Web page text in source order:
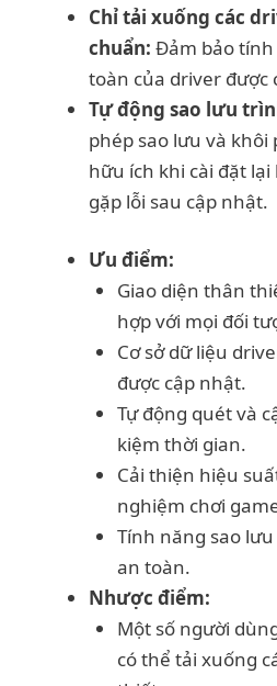
Chỉ tải xuống các
chuẩn: Đảm bảo
toàn của driver được
Tự động sao lưu
phép sao lưu và
hữu ích khi cài đặt
gặp lỗi sau cập nhật.
Ưu điểm:
Giao diện thân
hợp với mọi đối
Cơ sở dữ liệu
được cập nhật.
Tự động quét và
kiệm thời gian.
Cải thiện hiệu
nghiệm chơi
Tính năng sao
an toàn.
Nhược điểm:
Một số người
có thể tải xuống